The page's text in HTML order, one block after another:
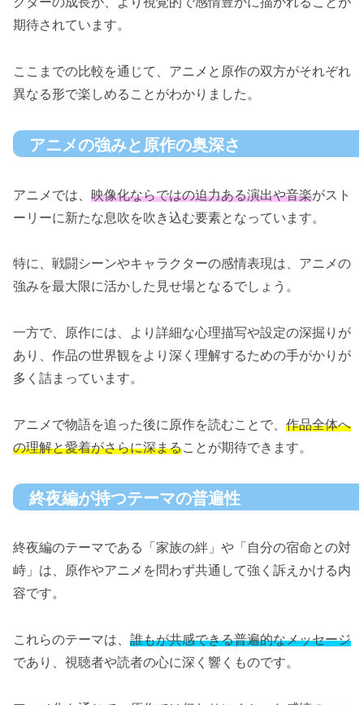
期待されています。
ここまでの比較を通じて、アニメと原作の双方がそれぞれ
異なる形で楽しめることがわかりました。
アニメの強みと原作の奥深さ
アニメでは、 映像化ならではの迫力ある演出や音楽がスト
ーリーに新たな息吹を吹き込む要素となっています。
特に、戦闘シーンやキャラクターの感情表現は、アニメの
強みを最大限に活かした見せ場となるでしょう。
一方で、原作には、より詳細な心理描写や設定の深掘りが
あり、作品の世界観をより深く理解するための手がかりが
多く詰まっています。
アニメで物語を追った後に原作を読むことで、 作品全体へ
の理解と愛着がさらに深まることが期待できます。
終夜編が持つテーマの普遍性
終夜編のテーマである「家族の絆」や「自分の宿命との対
峙」は、原作やアニメを問わず共通して強く訴えかける内
容です。
これらのテーマは、 誰もが共感できる普遍的なメッセージ
であり、視聴者や読者の心に深く響くものです。